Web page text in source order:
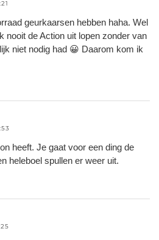
geurkaarsen hebben haha. Wel
nooit de Action uit lopen zonder van
niet nodig had 😀 Daarom kom ik
heeft. Je gaat voor een ding de
heleboel spullen er weer uit.